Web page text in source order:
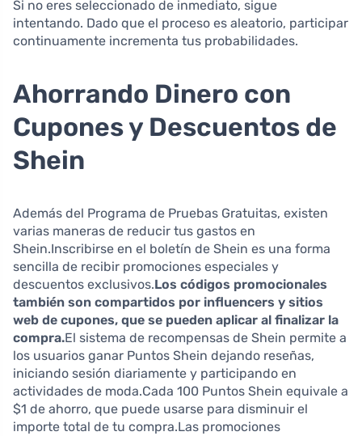
Si no eres seleccionado de inmediato, sigue
intentando. Dado que el proceso es aleatorio, participar
continuamente incrementa tus probabilidades.
Ahorrando Dinero con
Cupones y Descuentos de
Shein
Además del Programa de Pruebas Gratuitas, existen
varias maneras de reducir tus gastos en
Shein.Inscribirse en el boletín de Shein es una forma
sencilla de recibir promociones especiales y
descuentos exclusivos.Los códigos promocionales
también son compartidos por influencers y sitios
web de cupones, que se pueden aplicar al finalizar la
compra.El sistema de recompensas de Shein permite a
los usuarios ganar Puntos Shein dejando reseñas,
iniciando sesión diariamente y participando en
actividades de moda.Cada 100 Puntos Shein equivale a
$1 de ahorro, que puede usarse para disminuir el
importe total de tu compra.Las promociones